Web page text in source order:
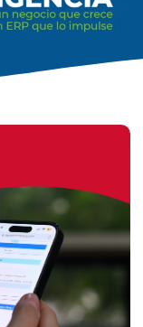
TOTAL
desde
lugar del
movilidad
sin límites.